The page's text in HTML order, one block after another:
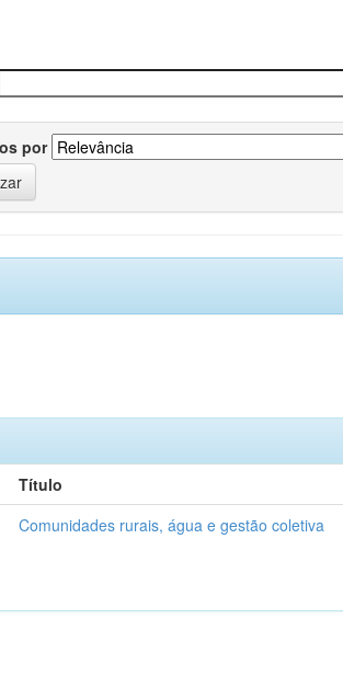
por
Título
Comunidades rurais, água e gestão coletiva